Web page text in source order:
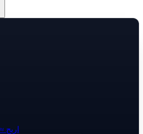
اربح ≈ ‏0.2 د.إ.‏